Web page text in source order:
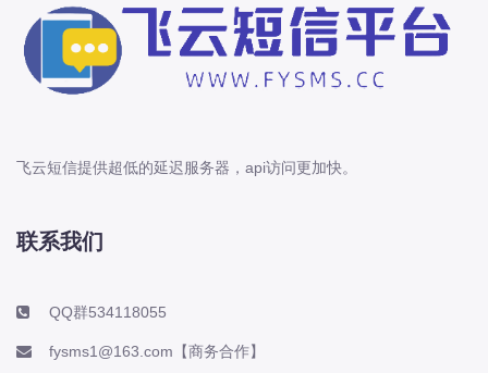
飞云短信提供超低的延迟服务器，api访问更加快。
联系我们
QQ群534118055
fysms1@163.com【商务合作】